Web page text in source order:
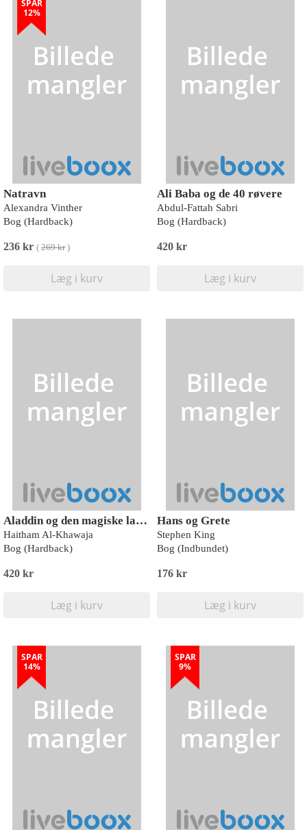
SPAR
12%
Natravn
Alexandra Vinther
Bog (Hardback)
236 kr ( 269 kr)
Læg i kurv
Ali Baba og de 40 røvere
Abdul-Fattah Sabri
Bog (Hardback)
420 kr
Læg i kurv
Aladdin og den magiske lampe
Haitham Al-Khawaja
Bog (Hardback)
420 kr
Læg i kurv
Hans og Grete
Stephen King
Bog (Indbundet)
176 kr
Læg i kurv
SPAR
14%
SPAR
9%